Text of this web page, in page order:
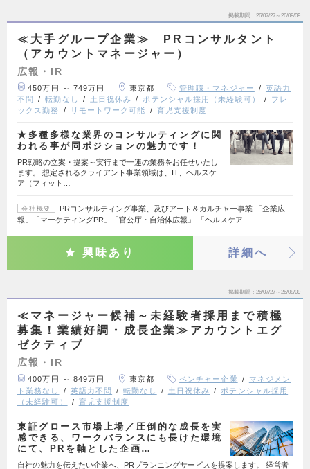
掲載期間 26/07/27～26/08/09
≪大手グループ企業≫ PRコンサルタント
（アカウントマネージャー）
広報・IR
450万円 ～ 749万円 東京都 管理職・マネジャー
英語力
不問
転勤なし 土日祝休み ポテンシャル採用（未経験可）
フレ
ックス勤務
リモートワーク可能 育児支援制度
★多種多様な業界のコンサルティングに関
われる事が同ポジションの魅力です！
PR戦略の立案・提案～実行まで一連の業務をお任せいたし
ます。 想定されるクライアント事業領域は、IT、ヘルスケ
ア（フィット…
会社概要
PRコンサルティング事業、及びアート＆カルチャー事業 「企業広
報」「マーケティングPR」「官公庁・自治体広報」 「ヘルスケア…
興味あり 詳細へ
掲載期間 26/07/27～26/08/09
≪マネージャー候補～未経験者採用まで積極
募集！業績好調・成長企業≫アカウントエグ
ゼクティブ
広報・IR
400万円 ～ 849万円 東京都 ベンチャー企業
マネジメン
ト業務なし
英語力不問 転勤なし 土日祝休み
ポテンシャル採用
（未経験可）
育児支援制度
東証グロース市場上場／圧倒的な成長を実
感できる、ワークバランスにも長けた環境
にて、PRを軸とした企画…
自社の魅力を伝えたい企業へ、PRプランニングサービスを提案します。 経営者